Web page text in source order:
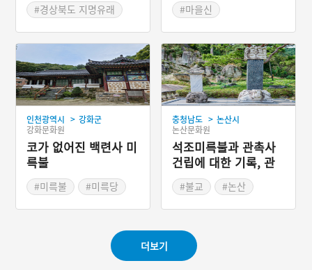
#경상북도 지명유래
미륵불이 내려다보이는 마
을에는 역귀가 나타나서 전
염병을 퍼트리고 부녀자를
음탕하게 한다는 소문이 났
다. 이 괴담은 미륵골에까지
전해져 마을 사람들은 미륵
불을 뒤로 넘어뜨렸다. 그
후 스님들도 떠나고 절은 폐
사가 되었다. 이후 사람들은
미륵부처가 있던 마을이라
하여 미륵골이라 불렀다.
#마을신
인천광역시 > 강화군
강화문화원
코가 없어진 백련사 미
륵불
#미륵불
#미륵당
충청남도 > 논산시
논산문화원
석조미륵불과 관촉사
건립에 대한 기록, 관
촉사 사적비
#불교
#논산
더보기